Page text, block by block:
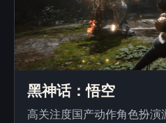
黑神话：悟空
高关注度国产动作角色扮演